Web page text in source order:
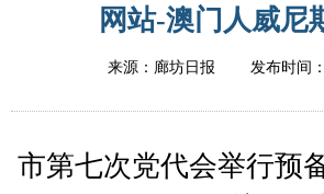
网站-澳门人威尼
来源：廊坊日报 发布时间：
市第七次党代会举行预